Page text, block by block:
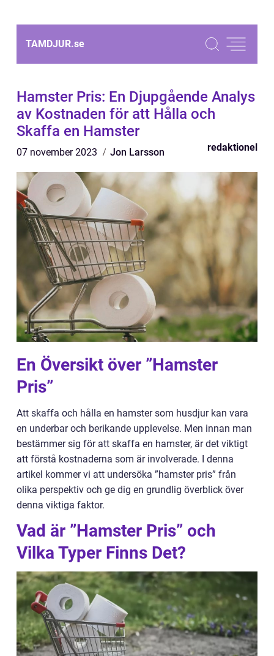
TAMDJUR.se
Hamster Pris: En Djupgående Analys
av Kostnaden för att Hålla och
Skaffa en Hamster
07 november 2023 Jon Larsson redaktionel
En Översikt över ”Hamster
Pris”
Att skaffa och hålla en hamster som husdjur kan vara
en underbar och berikande upplevelse. Men innan man
bestämmer sig för att skaffa en hamster, är det viktigt
att förstå kostnaderna som är involverade. I denna
artikel kommer vi att undersöka ”hamster pris” från
olika perspektiv och ge dig en grundlig överblick över
denna viktiga faktor.
Vad är ”Hamster Pris” och
Vilka Typer Finns Det?